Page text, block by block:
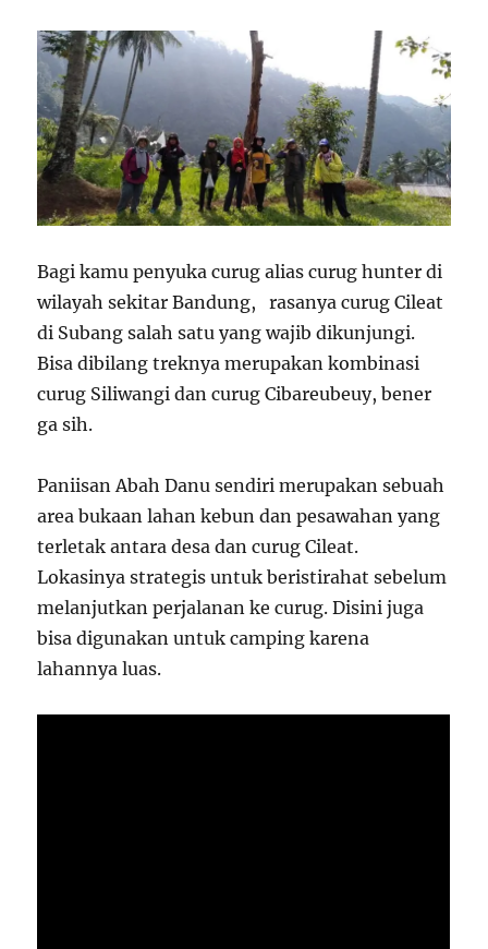
Bagi kamu penyuka curug alias curug hunter di
wilayah sekitar Bandung, rasanya curug Cileat
di Subang salah satu yang wajib dikunjungi.
Bisa dibilang treknya merupakan kombinasi
curug Siliwangi dan curug Cibareubeuy, bener
ga sih.
Paniisan Abah Danu sendiri merupakan sebuah
area bukaan lahan kebun dan pesawahan yang
terletak antara desa dan curug Cileat.
Lokasinya strategis untuk beristirahat sebelum
melanjutkan perjalanan ke curug. Disini juga
bisa digunakan untuk camping karena
lahannya luas.